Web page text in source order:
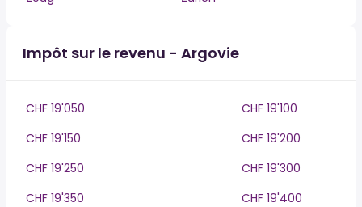
Impôt sur le revenu - Argovie
CHF 19'050
CHF 19'100
CHF 19'150
CHF 19'200
CHF 19'250
CHF 19'300
CHF 19'350
CHF 19'400